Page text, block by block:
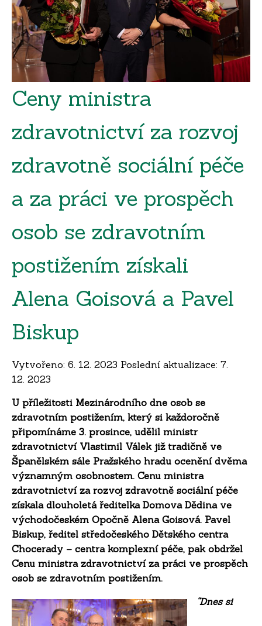
Ceny ministra
zdravotnictví za rozvoj
zdravotně sociální péče
a za práci ve prospěch
osob se zdravotním
postižením získali
Alena Goisová a Pavel
Biskup
Vytvořeno: 6. 12. 2023 Poslední aktualizace: 7.
12. 2023
U příležitosti Mezinárodního dne osob se
zdravotním postižením, který si každoročně
připomínáme 3. prosince, udělil ministr
zdravotnictví Vlastimil Válek již tradičně ve
Španělském sále Pražského hradu ocenění dvěma
významným osobnostem. Cenu ministra
zdravotnictví za rozvoj zdravotně sociální péče
získala dlouholetá ředitelka Domova Dědina ve
východočeském Opočně Alena Goisová. Pavel
Biskup, ředitel středočeského Dětského centra
Chocerady – centra komplexní péče, pak obdržel
Cenu ministra zdravotnictví za práci ve prospěch
osob se zdravotním postižením.
“Dnes si